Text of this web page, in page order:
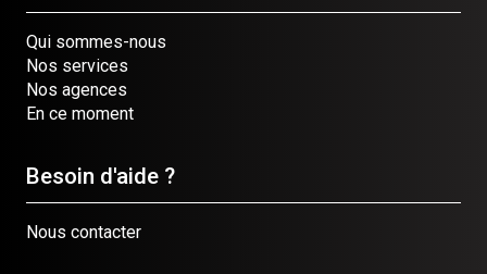
Qui sommes-nous
Nos services
Nos agences
En ce moment
Besoin d'aide ?
Nous contacter